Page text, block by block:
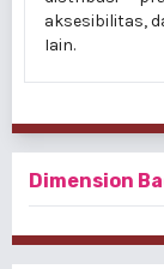
aksesibilitas,
Iain.
Dimension